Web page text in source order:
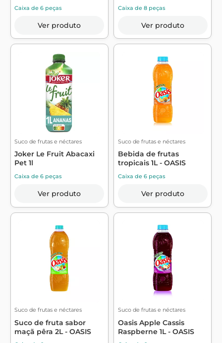
Caixa de 6 peças
Ver produto
Caixa de 8 peças
Ver produto
Suco de frutas e néctares
Joker Le Fruit Abacaxi
Pet 1l
Caixa de 6 peças
Ver produto
Suco de frutas e néctares
Bebida de frutas
tropicais 1L - OASIS
Caixa de 6 peças
Ver produto
Suco de frutas e néctares
Suco de fruta sabor
maçã pêra 2L - OASIS
Suco de frutas e néctares
Oasis Apple Cassis
Raspberne 1L - OASIS